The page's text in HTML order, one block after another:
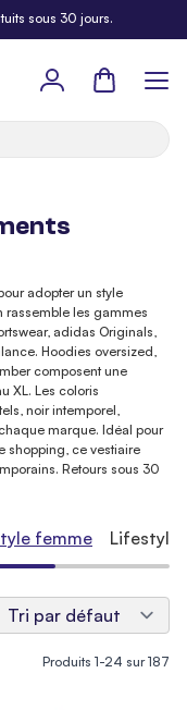
sous 30 jours.
Panier
adopter un style
rassemble les gammes
adidas Originals,
Hoodies oversized,
composent une
XL. Les coloris
noir intemporel,
marque. Idéal pour
shopping, ce vestiaire
Retours sous 30
Produits 1-24 sur187
femme Lifestyle